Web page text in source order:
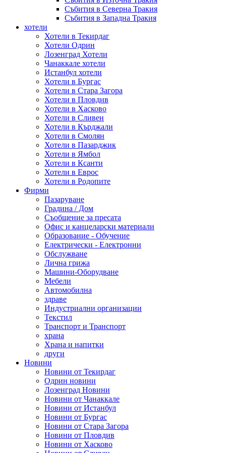
Събития в Северна Тракия
Събития в Западна Тракия
хотели
Хотели в Текирдаг
Хотели Одрин
Лозенград Хотели
Чанаккале хотели
Истанбул хотели
Хотели в Бургас
Хотели в Стара Загора
Хотели в Пловдив
Хотели в Хасково
Хотели в Сливен
Хотели в Кърджали
Хотели в Смолян
Хотели в Пазарджик
Хотели в Ямбол
Хотели в Ксанти
Хотели в Еврос
Хотели в Родопите
Фирми
Пазаруване
Градина / Дом
Съобщение за пресата
Офис и канцеларски материали
Образование - Обучение
Електрически - Електронни
Обслужване
Лична грижа
Машини-Оборудване
Мебели
Автомобилна
здраве
Индустриални организации
Текстил
Транспорт и Транспорт
храна
Храна и напитки
други
Новини
Новини от Текирдаг
Одрин новини
Лозенград Новини
Новини от Чанаккале
Новини от Истанбул
Новини от Бургас
Новини от Стара Загора
Новини от Пловдив
Новини от Хасково